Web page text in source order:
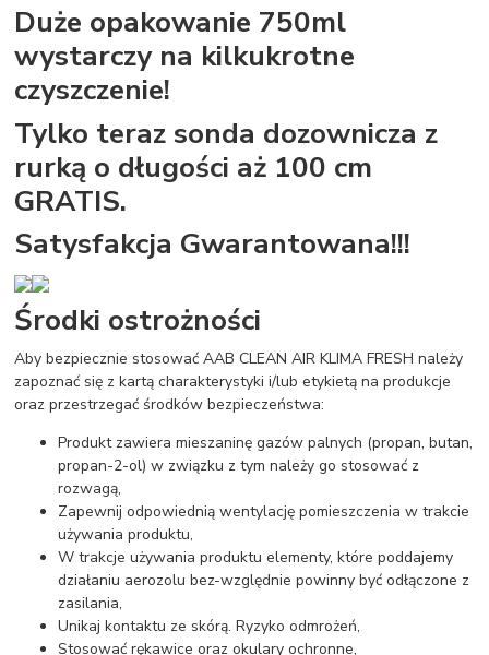
Duże opakowanie 750ml
wystarczy na kilkukrotne
czyszczenie!
Tylko teraz sonda dozownicza z
rurką o długości aż 100 cm
GRATIS.
Satysfakcja Gwarantowana!!!
Środki ostrożności
Aby bezpiecznie stosować AAB CLEAN AIR KLIMA FRESH należy
zapoznać się z kartą charakterystyki i/lub etykietą na produkcje
oraz przestrzegać środków bezpieczeństwa:
Produkt zawiera mieszaninę gazów palnych (propan, butan,
propan-2-ol) w związku z tym należy go stosować z
rozwagą,
Zapewnij odpowiednią wentylację pomieszczenia w trakcie
używania produktu,
W trakcje używania produktu elementy, które poddajemy
działaniu aerozolu bez-względnie powinny być odłączone z
zasilania,
Unikaj kontaktu ze skórą. Ryzyko odmrożeń,
Stosować rękawice oraz okulary ochronne,